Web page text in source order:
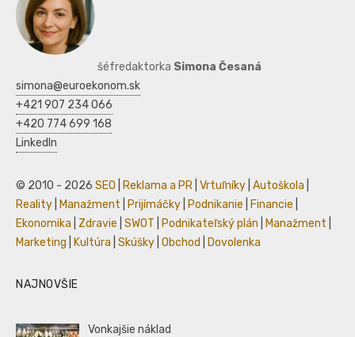
šéfredaktorka Simona Česaná
simona@euroekonom.sk
+421 907 234 066
+420 774 699 168
LinkedIn
© 2010 - 2026 SEO Reklama a PR Vrtuľníky Autoškola
Reality
Manažment Prijímáčky Podnikanie Financie
Ekonomika
Zdravie SWOT Podnikateľský plán Manažment
Marketing
Kultúra Skúšky Obchod Dovolenka
NAJNOVŠIE
Vonkajšie náklad